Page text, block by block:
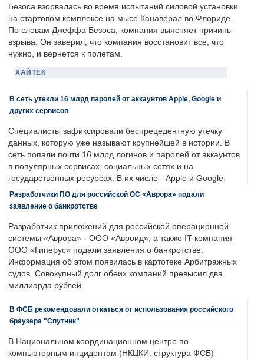
Безоса взорвалась во время испытаний силовой установки
на стартовом комплексе на мысе Канаверал во Флориде.
По словам Джеффа Безоса, компания выясняет причины
взрыва. Он заверил, что компания восстановит все, что
нужно, и вернется к полетам.
ХАЙТЕК
В сеть утекли 16 млрд паролей от аккаунтов Apple, Google и
других сервисов
Специалисты зафиксировали беспрецедентную утечку
данных, которую уже называют крупнейшей в истории. В
сеть попали почти 16 млрд логинов и паролей от аккаунтов
в популярных сервисах, социальных сетях и на
государственных ресурсах. В их числе - Apple и Google.
Разработчики ПО для российской ОС «Аврора» подали
заявление о банкротстве
Разработчик приложений для российской операционной
системы «Аврора» - ООО «Авроид», а также IT-компания
ООО «Гиперус» подали заявления о банкротстве.
Информация об этом появилась в картотеке Арбитражных
судов. Совокупный долг обеих компаний превысил два
миллиарда рублей.
В ФСБ рекомендовали откаться от использования российского
браузера "Спутник"
В Национальном координационном центре по
компьютерным инцидентам (НКЦКИ, структура ФСБ)